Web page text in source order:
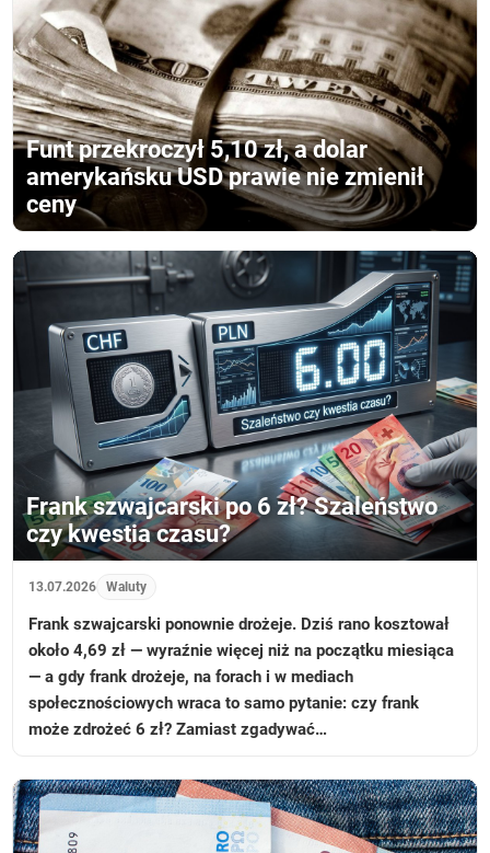
Funt przekroczył 5,10 zł, a dolar
amerykańsku USD prawie nie zmienił
ceny
Frank szwajcarski po 6 zł? Szaleństwo
czy kwestia czasu?
13.07.2026 Waluty
Frank szwajcarski ponownie drożeje. Dziś rano kosztował
około 4,69 zł — wyraźnie więcej niż na początku miesiąca
— a gdy frank drożeje, na forach i w mediach
społecznościowych wraca to samo pytanie: czy frank
może zdrożeć 6 zł? Zamiast zgadywać…